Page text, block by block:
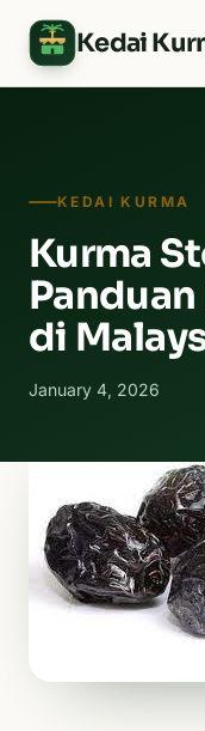
Kedai
KEDAI KURMA
Kurma
di
January 4, 2026